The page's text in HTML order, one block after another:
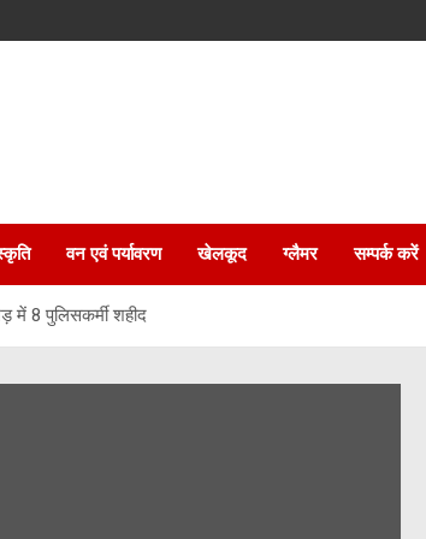
वन एवं पर्यावरण खेलकूद ग्लैमर सम्पर्क करें
में 8 पुलिसकर्मी शहीद